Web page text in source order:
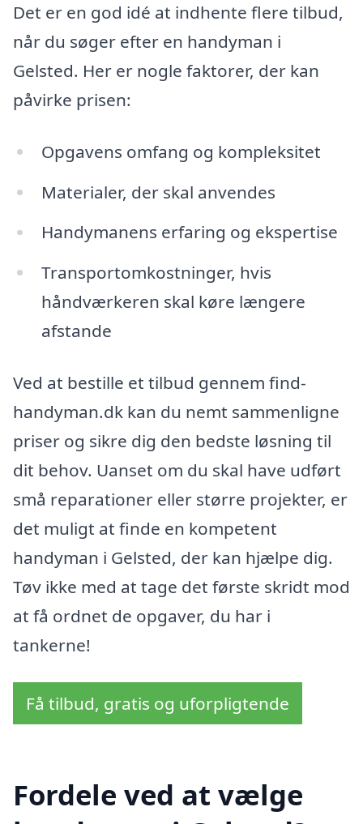
Det er en god idé at indhente flere tilbud,
når du søger efter en handyman i
Gelsted. Her er nogle faktorer, der kan
påvirke prisen:
Opgavens omfang og kompleksitet
Materialer, der skal anvendes
Handymanens erfaring og ekspertise
Transportomkostninger, hvis
håndværkeren skal køre længere
afstande
Ved at bestille et tilbud gennem find-
handyman.dk kan du nemt sammenligne
priser og sikre dig den bedste løsning til
dit behov. Uanset om du skal have udført
små reparationer eller større projekter, er
det muligt at finde en kompetent
handyman i Gelsted, der kan hjælpe dig.
Tøv ikke med at tage det første skridt mod
at få ordnet de opgaver, du har i
tankerne!
Få tilbud, gratis og uforpligtende
Fordele ved at vælge